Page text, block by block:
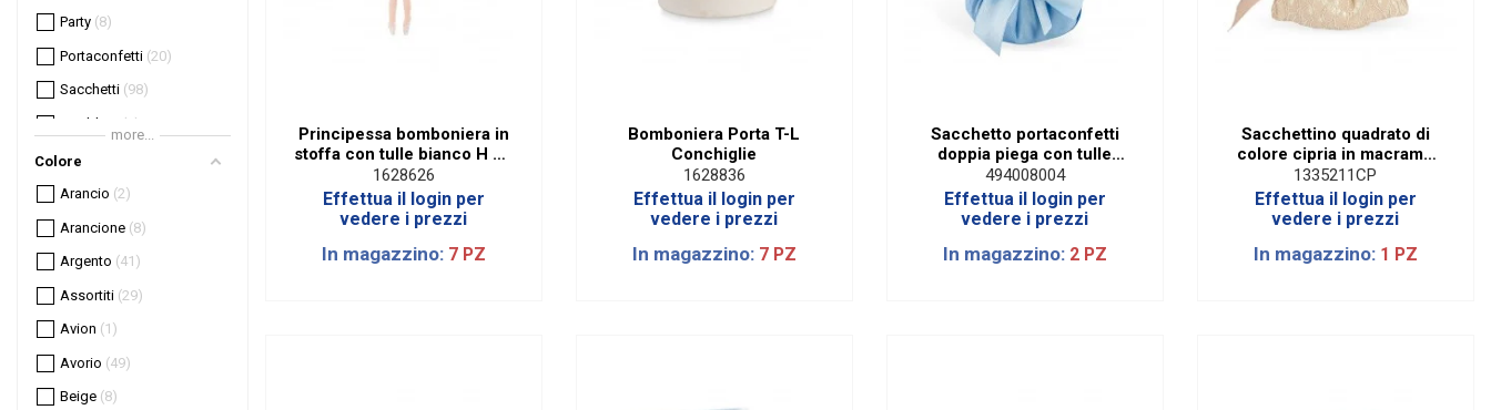
Principessa bomboniera in
stoffa con tulle bianco H 23
cm
1628626
Effettua il login per
vedere i prezzi
In magazzino: 7 PZ
Bomboniera Porta T-L
Conchiglie
1628836
Effettua il login per
vedere i prezzi
In magazzino: 7 PZ
Sacchetto portaconfetti
doppia piega con tulle
celeste
494008004
Effettua il login per
vedere i prezzi
In magazzino: 2 PZ
Sacchettino quadrato di
colore cipria in macramè
con raso
1335211CP
Effettua il login per
vedere i prezzi
In magazzino: 1 PZ
Party 8
Portaconfetti 20
Sacchetti 98
Wedding
more...
Colore
Arancio 2
Arancione 8
Argento 41
Assortiti 29
Avion 1
Avorio 49
Beige 8